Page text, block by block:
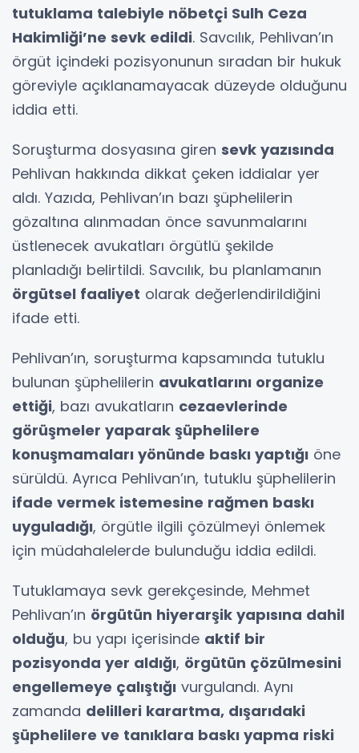
tutuklama talebiyle nöbetçi Sulh Ceza
Hakimliği’ne sevk edildi. Savcılık, Pehlivan’ın
örgüt içindeki pozisyonunun sıradan bir hukuk
göreviyle açıklanamayacak düzeyde olduğunu
iddia etti.
Soruşturma dosyasına giren sevk yazısında
Pehlivan hakkında dikkat çeken iddialar yer
aldı. Yazıda, Pehlivan’ın bazı şüphelilerin
gözaltına alınmadan önce savunmalarını
üstlenecek avukatları örgütlü şekilde
planladığı belirtildi. Savcılık, bu planlamanın
örgütsel faaliyet olarak değerlendirildiğini
ifade etti.
Pehlivan’ın, soruşturma kapsamında tutuklu
bulunan şüphelilerin avukatlarını organize
ettiği, bazı avukatların cezaevlerinde
görüşmeler yaparak şüphelilere
konuşmamaları yönünde baskı yaptığı öne
sürüldü. Ayrıca Pehlivan’ın, tutuklu şüphelilerin
ifade vermek istemesine rağmen baskı
uyguladığı, örgütle ilgili çözülmeyi önlemek
için müdahalelerde bulunduğu iddia edildi.
Tutuklamaya sevk gerekçesinde, Mehmet
Pehlivan’ın örgütün hiyerarşik yapısına dahil
olduğu, bu yapı içerisinde aktif bir
pozisyonda yer aldığı, örgütün çözülmesini
engellemeye çalıştığı vurgulandı. Aynı
zamanda delilleri karartma, dışarıdaki
şüphelilere ve tanıklara baskı yapma riski